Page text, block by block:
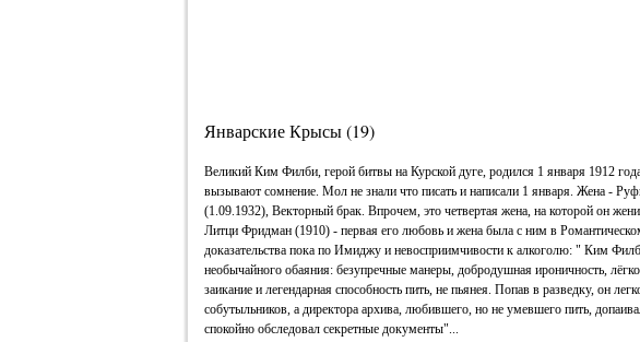
Январские Крысы (19)
Великий Ким Филби, герой битвы на Курской дуге, родился 1 января 1912
вызывают сомнение. Мол не знали что писать и написали 1 января. Жена -
(1.09.1932), Векторный брак. Впрочем, это четвертая жена, на которой он
Литци Фридман (1910) - первая его любовь и жена была с ним в
доказательства пока по Имиджу и невосприимчивости к алкоголю: " Ким
необычайного обаяния: безупречные манеры, добродушная ироничность,
заикание и легендарная способность пить, не пьянея. Попав в разведку, он
собутыльников, а директора архива, любившего, но не умевшего пить,
спокойно обследовал секретные документы"...